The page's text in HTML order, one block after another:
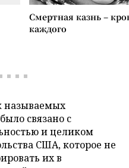
Смертная казнь –
каждого
называемых
связано с
и целиком
США, которое не
их в